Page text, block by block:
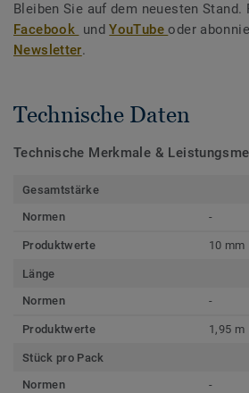
Bleiben Sie auf dem neuesten Stand.
Facebook undYouTubeoder
Newsletter.
Technische Daten
Technische Merkmale &
Gesamtstärke
Normen
-
Produktwerte 10 mm
Länge
Normen
-
Produktwerte 1,95 m
Stück pro Pack
Normen
-